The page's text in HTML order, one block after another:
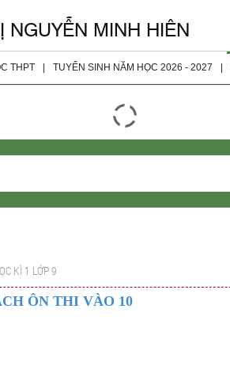
NGUYỄN MINH HIÊN
THPT
Luận Văn Học
Bổ Sung
Lớp 12
TUYỂN SINH NĂM HỌC 2026 - 2027
KÌ 1 LỚP 9
ÔN THI VÀO 10